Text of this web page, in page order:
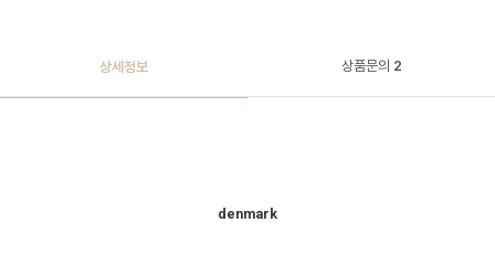
상세정보 상품문의 2
denmark